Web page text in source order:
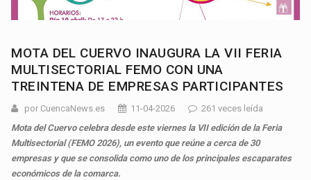
MOTA DEL CUERVO INAUGURA LA VII FERIA
MULTISECTORIAL FEMO CON UNA
TREINTENA DE EMPRESAS PARTICIPANTES
por CuencaNews.es 11-04-2026
261 veces leída
Mota del Cuervo celebra desde este viernes la VII edición de la Feria
Multisectorial (FEMO 2026), un evento que reúne a cerca de 30
empresas y que se consolida como uno de los principales escaparates
económicos de la comarca.